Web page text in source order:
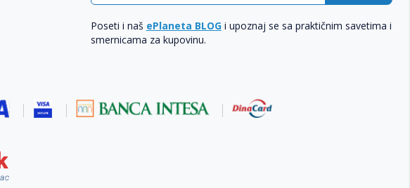
Poseti i naš ePlaneta BLOGi upoznaj se sa praktičnim savetima i
smernicama za kupovinu.